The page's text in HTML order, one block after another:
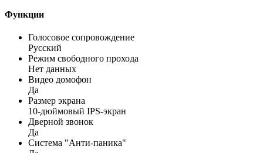
Функции
Голосовое сопровождение
Русский
Режим свободного прохода
Нет данных
Видео домофон
Да
Размер экрана
10-дюймовый IPS-экран
Дверной звонок
Да
Система "Анти-паника"